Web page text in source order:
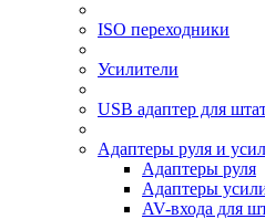
ISO переходники
Усилители
USB адаптер для
Адаптеры руля и
Адаптеры руля
Адаптеры
AV-входа для